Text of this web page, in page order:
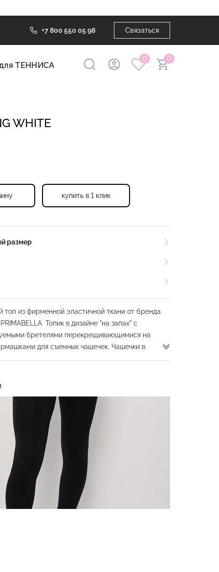
+7 800 550 05 98 Связаться
ТЕННИСА
0 0
WHITE
купить в 1 клик
размер
из фирменной эластичной ткани от бренда
Топик в дизайне "на запах" с
бретелями перекрещивающимися на
для съемных чашечек. Чашечки в